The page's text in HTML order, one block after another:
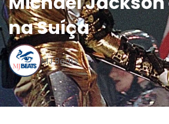
na Suíça
MJ Beats